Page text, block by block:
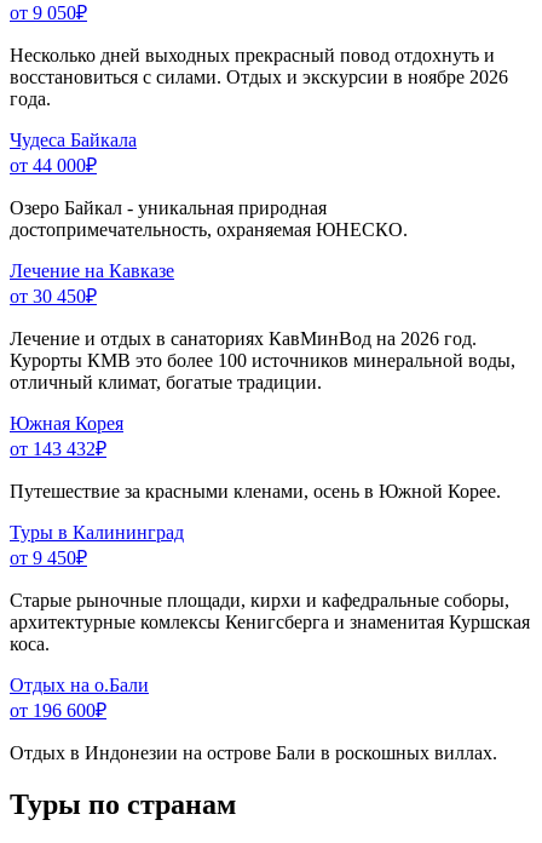
от 9 050₽
Несколько дней выходных прекрасный повод отдохнуть и
восстановиться с силами. Отдых и экскурсии в ноябре 2026
года.
Чудеса Байкала
от 44 000₽
Озеро Байкал - уникальная природная
достопримечательность, охраняемая ЮНЕСКО.
Лечение на Кавказе
от 30 450₽
Лечение и отдых в санаториях КавМинВод на 2026 год.
Курорты КМВ это более 100 источников минеральной воды,
отличный климат, богатые традиции.
Южная Корея
от 143 432₽
Путешествие за красными кленами, осень в Южной Корее.
Туры в Калининград
от 9 450₽
Старые рыночные площади, кирхи и кафедральные соборы,
архитектурные комлексы Кенигсберга и знаменитая Куршская
коса.
Отдых на о.Бали
от 196 600₽
Отдых в Индонезии на острове Бали в роскошных виллах.
Туры по странам